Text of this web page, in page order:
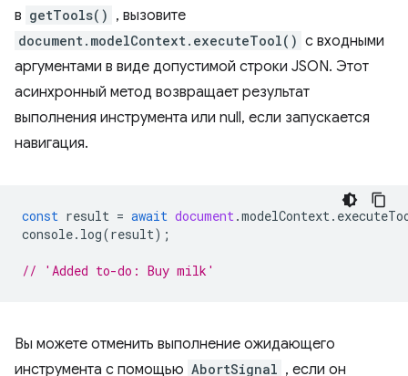
в getTools() , вызовите
document.modelContext.executeTool() с входными
аргументами в виде допустимой строки JSON. Этот
асинхронный метод возвращает результат
выполнения инструмента или null, если запускается
навигация.
const result = await document.modelContext.
console. log(result);
// 'Added to-do: Buy milk'
Вы можете отменить выполнение ожидающего
инструмента с помощью AbortSignal , если он